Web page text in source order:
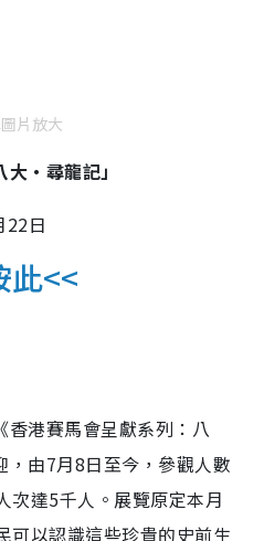
片放大
大‧尋龍記」
22日
此<<
香港賽馬會呈獻系列：八
，由7月8日至今，參觀人數
次達5千人。展覽原定本月
可以認識這些珍貴的史前生